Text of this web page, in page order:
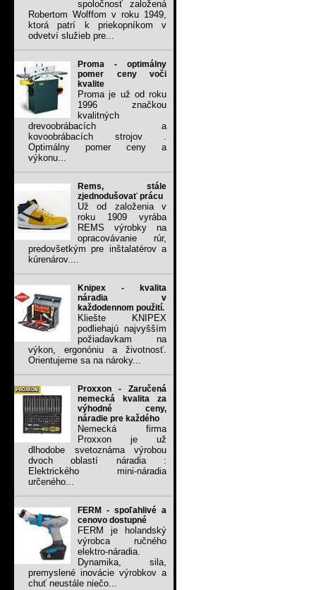
spoločnosť založená
Robertom Wolffom v roku 1949,
ktorá patrí k priekopníkom v
odvetví služieb pre...
Proma - optimálny
pomer ceny voči
kvalite
Proma je už od roku
1996 značkou
kvalitných
drevoobrábacích a
kovoobrábacích strojov .
Optimálny pomer ceny a
výkonu...
Rems, stále
zjednodušovať prácu
Už od založenia v
roku 1909 vyrába
REMS výrobky na
opracovávanie rúr,
predovšetkým pre inštalatérov a
kúrenárov....
Knipex - kvalita
náradia v
každodennom použití.
Kliešte KNIPEX
podliehajú najvyšším
požiadavkam na
výkon, ergonóniu a životnosť.
Orientujeme sa na nároky...
Proxxon - Zaručená
nemecká kvalita za
výhodné ceny,
náradie pre každého
Nemecká firma
Proxxon je už
dlhodobe svetoznáma výrobou
dvoch oblastí náradia :
Elektrického mini-náradia
určeného...
FERM - spoľahlivé a
cenovo dostupné
FERM je holandský
výrobca ručného
elektro-náradia.
Dynamika, sila,
premyslené inovácie výrobkov a
chuť neustále niečo...